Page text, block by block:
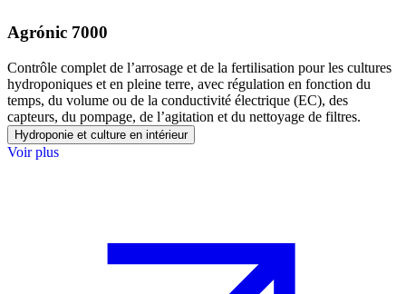
Agrónic 7000
Contrôle complet de l’arrosage et de la fertilisation pour les cultures
hydroponiques et en pleine terre, avec régulation en fonction du
temps, du volume ou de la conductivité électrique (EC), des
capteurs, du pompage, de l’agitation et du nettoyage de filtres.
Hydroponie et culture en intérieur
Voir plus